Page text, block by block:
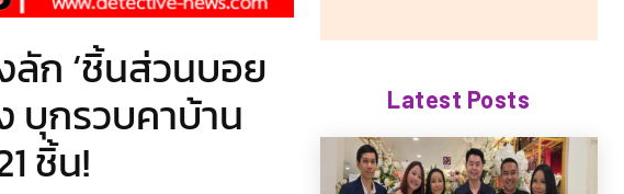
ลัก ‘ชิ้นส่วนบอย
บุกรวบคาบ้าน
ชิ้น!
Latest Posts